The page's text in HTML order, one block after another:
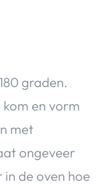
graden.
en vorm
met
ongeveer
de oven hoe